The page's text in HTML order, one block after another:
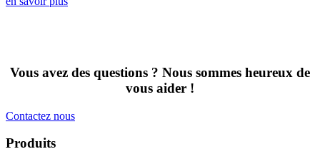
Vous avez des questions ? Nous sommes heureux de
vous aider !
Contactez nous
Produits